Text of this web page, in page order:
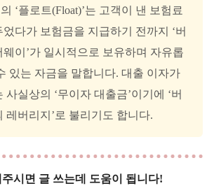
‘플로트(Float)’는 고객이 낸 보험료
었다가 보험금을 지급하기 전까지 ‘버
웨이’가 일시적으로 보유하며 자유롭
있는 자금을 말합니다. 대출 이자가
사실상의 ‘무이자 대출금’이기에 ‘버
레버리지’로 불리기도 합니다.
주시면 글 쓰는데 도움이 됩니다!